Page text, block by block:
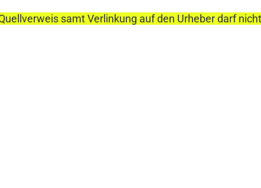
samt Verlinkung auf den Urheber darf